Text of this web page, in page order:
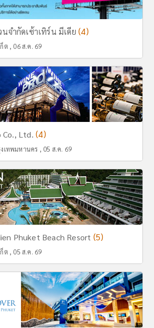
จำกัดเซ้าเทิร์น มีเดีย(4)
ต , 06 ส.ค. 69
Co., Ltd.(4)
เทพมหานคร , 05 ส.ค. 69
Phuket Beach Resort (5)
ต , 05 ส.ค. 69